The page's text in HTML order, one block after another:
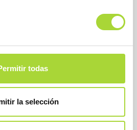
todas
la selección
Biosimilares